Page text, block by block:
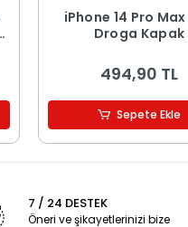
iPhone 14 Pro Max
Droga Kapak
494,90 TL
Sepete Ekle
7 / 24 DESTEK
Öneri ve şikayetlerinizi bize